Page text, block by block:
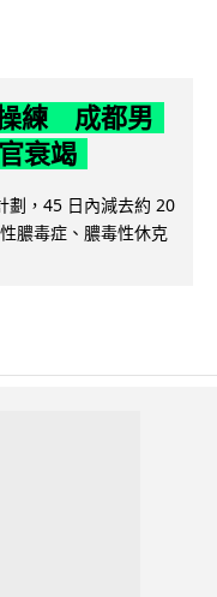
練 成都男
衰竭
劃，45 日內減去約 20
膿毒症、膿毒性休克